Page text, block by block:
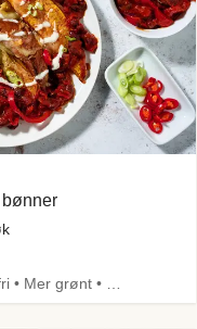
bønner
Vegetar • Hvetefri • Mer grønt • Under 650 kcal • Kilde til fiber